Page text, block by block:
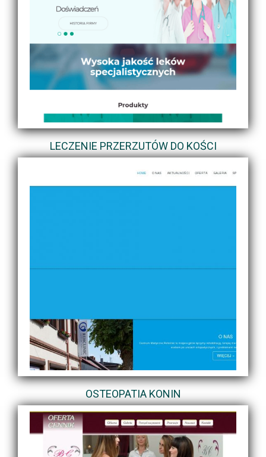
LECZENIE PRZERZUTÓW DO KOŚCI
OSTEOPATIA KONIN